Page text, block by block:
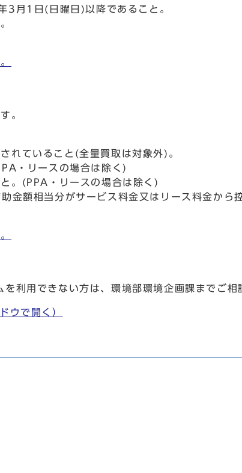
3月1日(日曜日)以降であること。
。
れていること(全量買取は対象外)。
・リースの場合は除く)
。(PPA・リースの場合は除く)
金額相当分がサービス料金又はリース料金から
利用できない方は、環境部環境企画課までご相
ウで開く）